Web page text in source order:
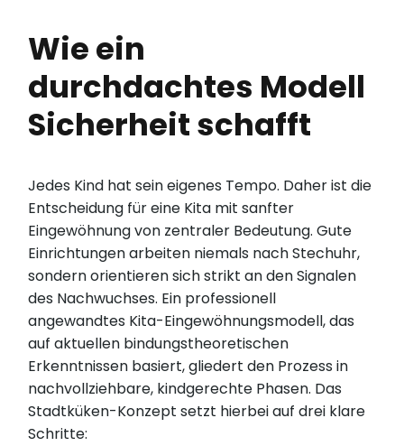
Wie ein
durchdachtes Modell
Sicherheit schafft
Jedes Kind hat sein eigenes Tempo. Daher ist die
Entscheidung für eine Kita mit sanfter
Eingewöhnung von zentraler Bedeutung. Gute
Einrichtungen arbeiten niemals nach Stechuhr,
sondern orientieren sich strikt an den Signalen
des Nachwuchses. Ein professionell
angewandtes Kita-Eingewöhnungsmodell, das
auf aktuellen bindungstheoretischen
Erkenntnissen basiert, gliedert den Prozess in
nachvollziehbare, kindgerechte Phasen. Das
Stadtküken-Konzept setzt hierbei auf drei klare
Schritte: